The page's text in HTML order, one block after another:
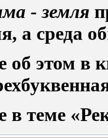
- земля
а среда
об этом в
в теме